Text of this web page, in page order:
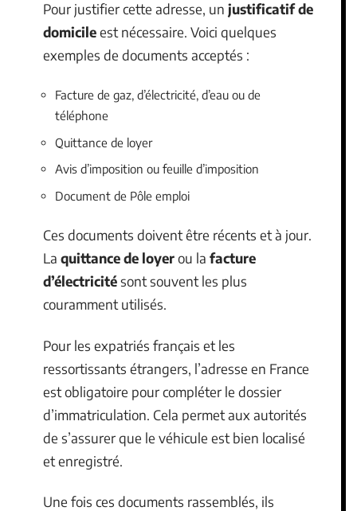
Pour justifier cette adresse, un justificatif de
domicileest nécessaire. Voici quelques
exemples de documents acceptés :
Facture de gaz, d’électricité, d’eau ou de
téléphone
Quittance de loyer
Avis d’imposition ou feuille d’imposition
Document de Pôle emploi
Ces documents doivent être récents et à jour.
La quittance de loyerou la facture
d’électricitésont souvent les plus
couramment utilisés.
Pour les expatriés français et les
ressortissants étrangers, l’adresse en France
est obligatoire pour compléter le dossier
d’immatriculation. Cela permet aux autorités
de s’assurer que le véhicule est bien localisé
et enregistré.
Une fois ces documents rassemblés, ils